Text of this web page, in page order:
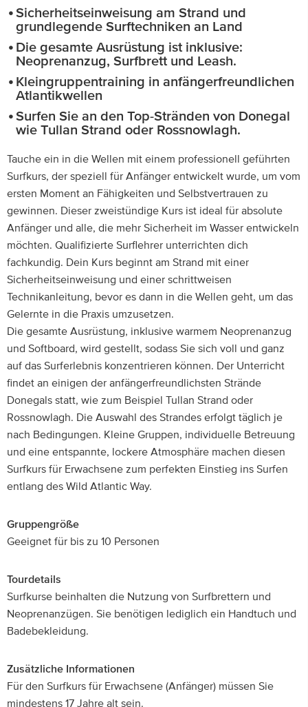
Sicherheitseinweisung am Strand und
grundlegende Surftechniken an Land
Die gesamte Ausrüstung ist inklusive:
Neoprenanzug, Surfbrett und Leash.
Kleingruppentraining in anfängerfreundlichen
Atlantikwellen
Surfen Sie an den Top-Stränden von Donegal
wie Tullan Strand oder Rossnowlagh.
Tauche ein in die Wellen mit einem professionell geführten
Surfkurs, der speziell für Anfänger entwickelt wurde, um vom
ersten Moment an Fähigkeiten und Selbstvertrauen zu
gewinnen. Dieser zweistündige Kurs ist ideal für absolute
Anfänger und alle, die mehr Sicherheit im Wasser entwickeln
möchten. Qualifizierte Surflehrer unterrichten dich
fachkundig. Dein Kurs beginnt am Strand mit einer
Sicherheitseinweisung und einer schrittweisen
Technikanleitung, bevor es dann in die Wellen geht, um das
Gelernte in die Praxis umzusetzen.
Die gesamte Ausrüstung, inklusive warmem Neoprenanzug
und Softboard, wird gestellt, sodass Sie sich voll und ganz
auf das Surferlebnis konzentrieren können. Der Unterricht
findet an einigen der anfängerfreundlichsten Strände
Donegals statt, wie zum Beispiel Tullan Strand oder
Rossnowlagh. Die Auswahl des Strandes erfolgt täglich je
nach Bedingungen. Kleine Gruppen, individuelle Betreuung
und eine entspannte, lockere Atmosphäre machen diesen
Surfkurs für Erwachsene zum perfekten Einstieg ins Surfen
entlang des Wild Atlantic Way.
Gruppengröße
Geeignet für bis zu 10 Personen
Tourdetails
Surfkurse beinhalten die Nutzung von Surfbrettern und
Neoprenanzügen. Sie benötigen lediglich ein Handtuch und
Badebekleidung.
Zusätzliche Informationen
Für den Surfkurs für Erwachsene (Anfänger) müssen Sie
mindestens 17 Jahre alt sein.